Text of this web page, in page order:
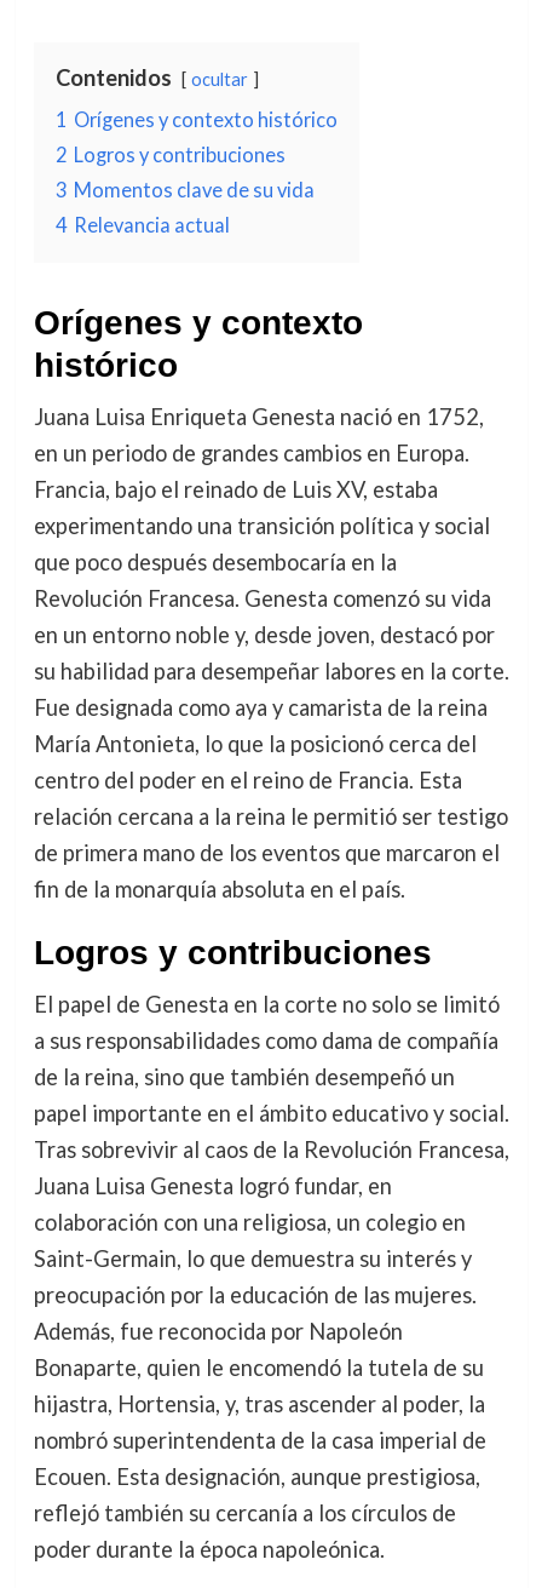
Contenidos ocultar
1 Orígenes y contexto histórico
2 Logros y contribuciones
3 Momentos clave de su vida
4 Relevancia actual
Orígenes y contexto
histórico
Juana Luisa Enriqueta Genesta nació en 1752,
en un periodo de grandes cambios en Europa.
Francia, bajo el reinado de Luis XV, estaba
experimentando una transición política y social
que poco después desembocaría en la
Revolución Francesa. Genesta comenzó su vida
en un entorno noble y, desde joven, destacó por
su habilidad para desempeñar labores en la corte.
Fue designada como aya y camarista de la reina
María Antonieta, lo que la posicionó cerca del
centro del poder en el reino de Francia. Esta
relación cercana a la reina le permitió ser testigo
de primera mano de los eventos que marcaron el
fin de la monarquía absoluta en el país.
Logros y contribuciones
El papel de Genesta en la corte no solo se limitó
a sus responsabilidades como dama de compañía
de la reina, sino que también desempeñó un
papel importante en el ámbito educativo y social.
Tras sobrevivir al caos de la Revolución Francesa,
Juana Luisa Genesta logró fundar, en
colaboración con una religiosa, un colegio en
Saint-Germain, lo que demuestra su interés y
preocupación por la educación de las mujeres.
Además, fue reconocida por Napoleón
Bonaparte, quien le encomendó la tutela de su
hijastra, Hortensia, y, tras ascender al poder, la
nombró superintendenta de la casa imperial de
Ecouen. Esta designación, aunque prestigiosa,
reflejó también su cercanía a los círculos de
poder durante la época napoleónica.